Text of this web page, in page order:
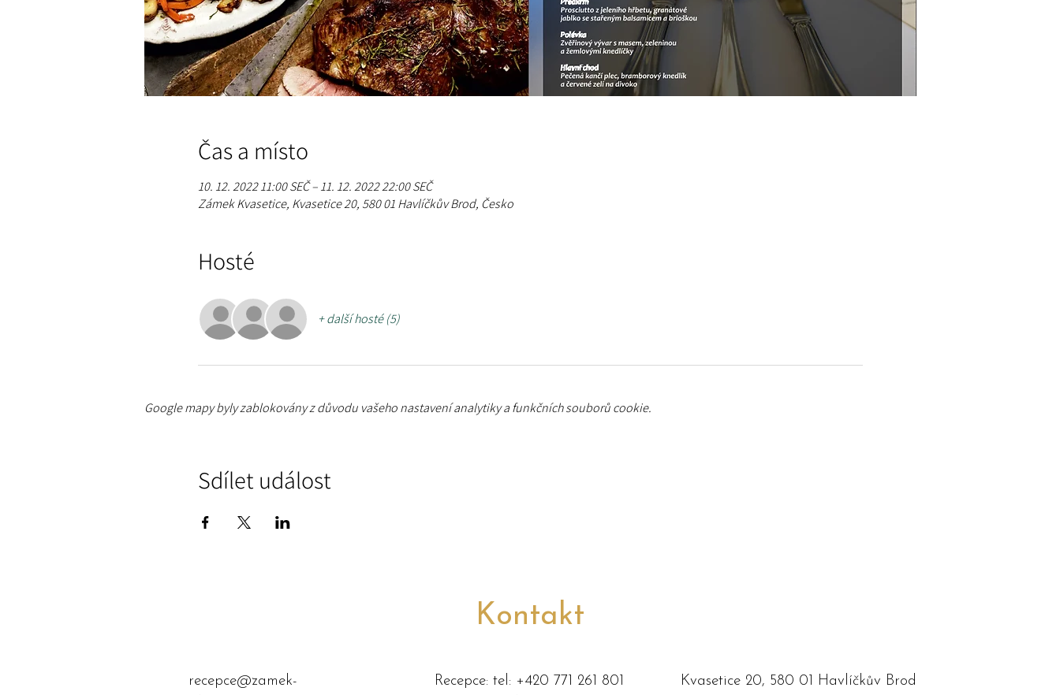
Čas a místo
10. 12. 2022 11:00 SEČ – 11. 12. 2022 22:00 SEČ
Zámek Kvasetice, Kvasetice 20, 580 01 Havlíčkův Brod, Česko
Hosté
+ další hosté (5)
Google mapy byly zablokovány z důvodu vašeho nastavení analytiky a funkčních souborů cookie.
Sdílet událost
Kontakt
recepce@zamek-
Recepce: tel: +420 771 261 801
Kvasetice 20, 580 01 Havlíčkův Brod